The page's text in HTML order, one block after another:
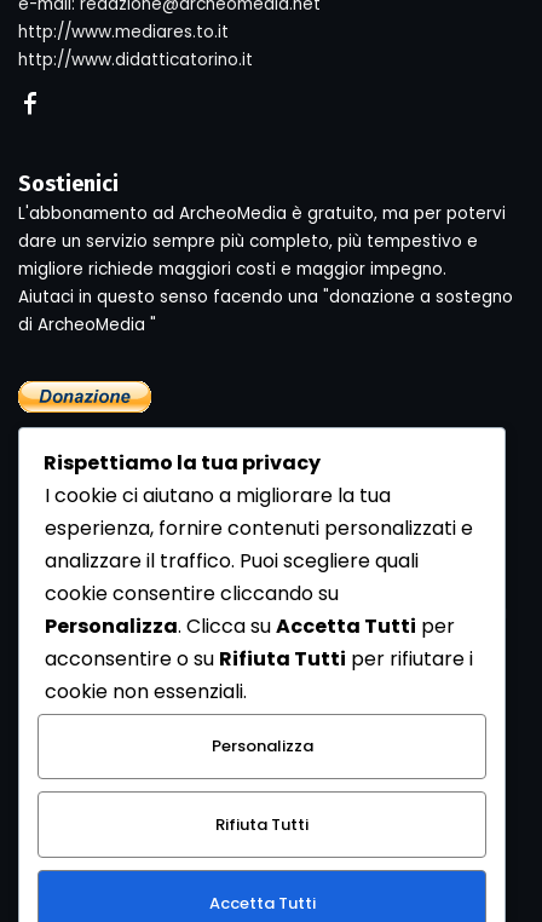
http://www.mediares.to.it
http://www.didatticatorino.it
Sostienici
L'abbonamento ad ArcheoMedia è gratuito, ma per potervi
dare un servizio sempre più completo, più tempestivo e
migliore richiede maggiori costi e maggior impegno.
Aiutaci in questo senso facendo una "donazione a sostegno
di ArcheoMedia "
Newsletter
Se vuoi ricevere la Rivista gratuita di archeologia realizzata
dalla Redazione di ArcheoMedia iscriviti alla nostra
Newsletter [Clicca Qui]
Con l'invio del messaggio l'utente dichiara di aver letto
l’informativa sulla privacy e di acconsentire al trattamento
dei propri dati personali.
Rispettiamo la tua privacy
I cookie ci aiutano a migliorare la tua
esperienza, fornire contenuti personalizzati e
analizzare il traffico. Puoi scegliere quali
cookie consentire cliccando su
Personalizza. Clicca suAccetta Tutti per
acconsentire o su Rifiuta Tutti per rifiutare i
cookie non essenziali.
Personalizza
Rifiuta Tutti
Accetta Tutti